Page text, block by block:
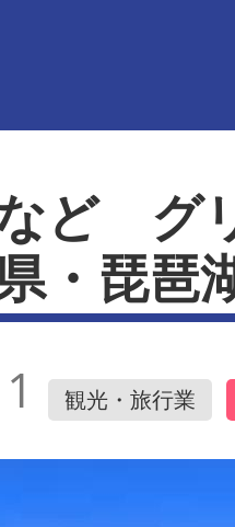
ど グ
・琵琶
観光・旅行業